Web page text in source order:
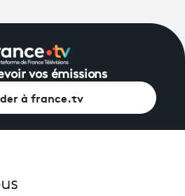
vos émissions
à france.tv